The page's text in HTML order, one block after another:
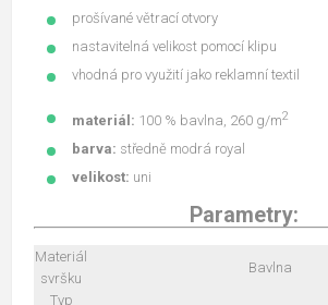
prošívané větrací otvory
nastavitelná velikost pomocí klipu
vhodná pro využití jako reklamní textil
materiál: 100 % bavlna, 260 g/m2
barva: středně modrá royal
velikost: uni
Parametry:
Materiál
svršku
Bavlna
Typ